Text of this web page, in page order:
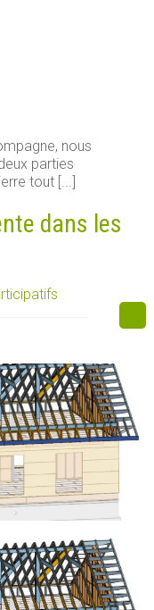
nous
parties
tout [...]
dans les